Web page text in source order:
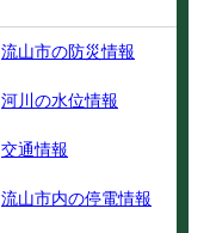
流山市の防災情報
河川の水位情報
交通情報
流山市内の停電情報